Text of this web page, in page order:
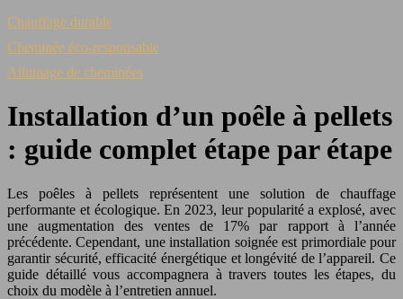
Chauffage durable
Cheminée éco-responsable
Allumage de cheminées
Installation d’un poêle à pellets
: guide complet étape par étape
Les poêles à pellets représentent une solution de chauffage
performante et écologique. En 2023, leur popularité a explosé, avec
une augmentation des ventes de 17% par rapport à l’année
précédente. Cependant, une installation soignée est primordiale pour
garantir sécurité, efficacité énergétique et longévité de l’appareil. Ce
guide détaillé vous accompagnera à travers toutes les étapes, du
choix du modèle à l’entretien annuel.